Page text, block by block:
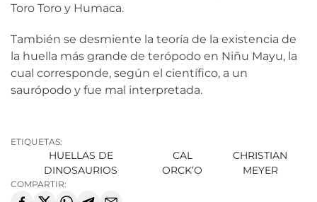
Toro Toro y Humaca.
También se desmiente la teoría de la existencia de
la huella más grande de terópodo en Niñu Mayu, la
cual corresponde, según el científico, a un
saurópodo y fue mal interpretada.
ETIQUETAS:
HUELLAS DE
DINOSAURIOS
CAL
ORCK’O
CHRISTIAN
MEYER
COMPARTIR: